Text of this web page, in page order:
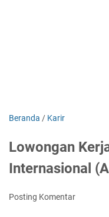
Beranda / Karir
Lowongan
Internasional
Posting Komentar